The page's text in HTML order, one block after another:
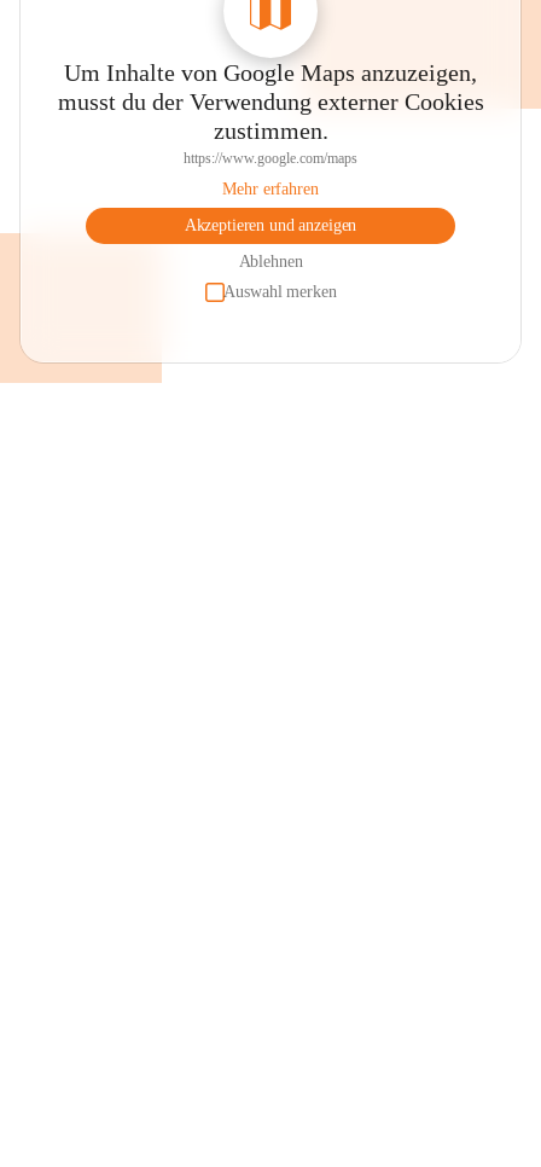
Um Inhalte von Google Maps anzuzeigen,
musst du der Verwendung externer Cookies
zustimmen.
https://www.google.com/maps
Mehr erfahren
Akzeptieren und anzeigen
Ablehnen
Auswahl merken